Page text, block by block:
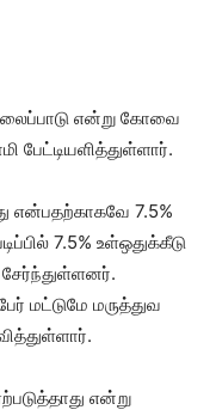
என்று கோவை
பேட்டியளித்துள்ளார்.
என்பதற்காகவே 7.5%
7.5% உள்ஒதுக்கீடு
மட்டுமே மருத்துவ
என்று